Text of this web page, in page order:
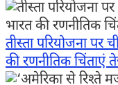
तीस्ता परियोजना पर
की रणनीतिक चिंताएं